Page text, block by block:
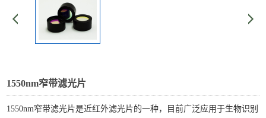
1550nm窄带滤光片
1550nm窄带滤光片是近红外滤光片的一种，目前广泛应用于生物识别